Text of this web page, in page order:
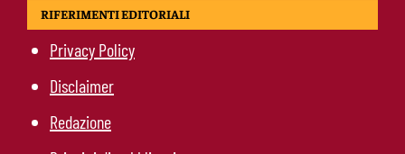
RIFERIMENTI EDITORIALI
Privacy Policy
Disclaimer
Redazione